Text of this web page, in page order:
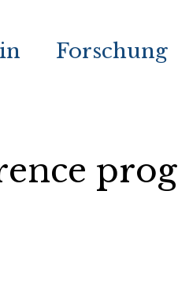
Forschung